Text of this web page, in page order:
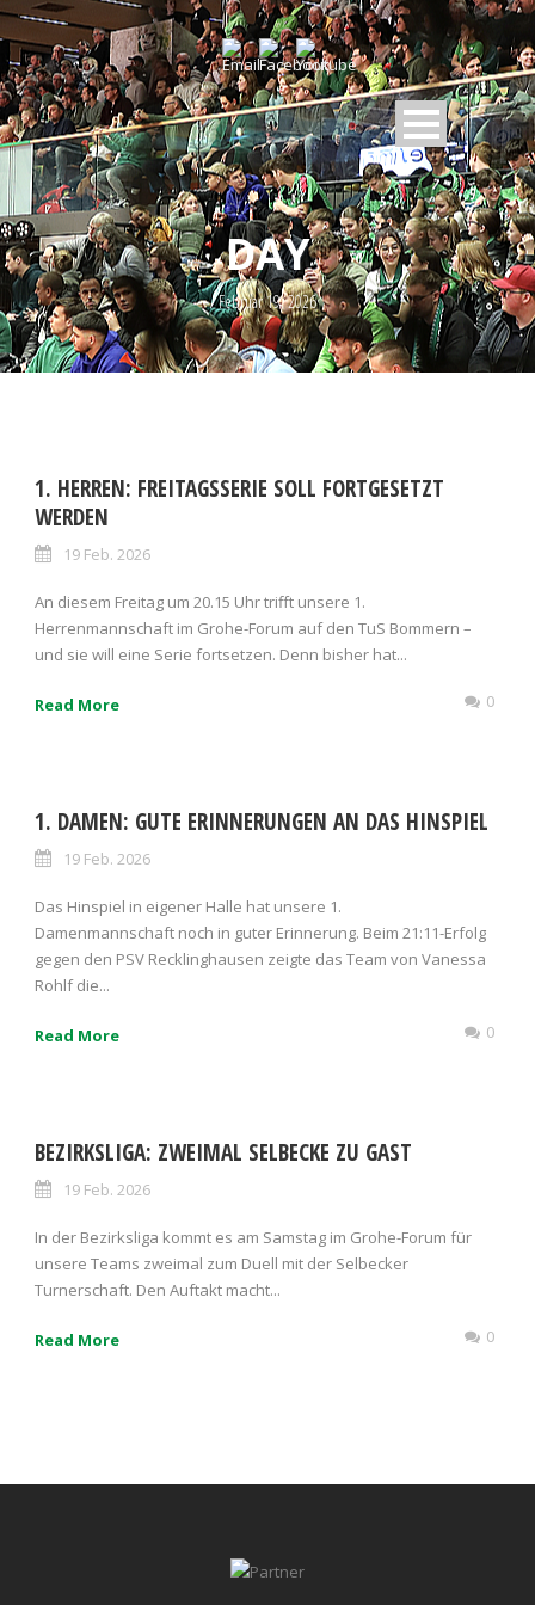
DAY
Februar 19, 2026
1. HERREN: FREITAGSSERIE SOLL FORTGESETZT
WERDEN
19 Feb. 2026
An diesem Freitag um 20.15 Uhr trifft unsere 1.
Herrenmannschaft im Grohe-Forum auf den TuS Bommern –
und sie will eine Serie fortsetzen. Denn bisher hat...
Read More 0
1. DAMEN: GUTE ERINNERUNGEN AN DAS HINSPIEL
19 Feb. 2026
Das Hinspiel in eigener Halle hat unsere 1.
Damenmannschaft noch in guter Erinnerung. Beim 21:11-Erfolg
gegen den PSV Recklinghausen zeigte das Team von Vanessa
Rohlf die...
Read More 0
BEZIRKSLIGA: ZWEIMAL SELBECKE ZU GAST
19 Feb. 2026
In der Bezirksliga kommt es am Samstag im Grohe-Forum für
unsere Teams zweimal zum Duell mit der Selbecker
Turnerschaft. Den Auftakt macht...
Read More 0